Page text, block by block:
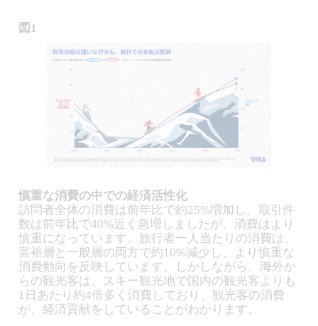
図1
慎重な消費の中での経済活性化
訪問者全体の消費は前年比で約25%増加し、取引件
数は前年比で40%近く急増しましたが、消費はより
慎重になっています。旅行者一人当たりの消費は、
富裕層と一般層の両方で約10%減少し、より慎重な
消費動向を反映しています。しかしながら、海外か
らの観光客は、スキー観光地で国内の観光客よりも
1日あたり約4倍多く消費しており、観光客の消費
が、経済貢献をしていることがわかります。